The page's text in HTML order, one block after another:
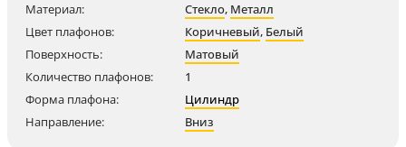
Материал:
Стекло, Металл
Цвет плафонов:
Коричневый, Белый
Поверхность:
Матовый
Количество плафонов:
1
Форма плафона:
Цилиндр
Направление:
Вниз